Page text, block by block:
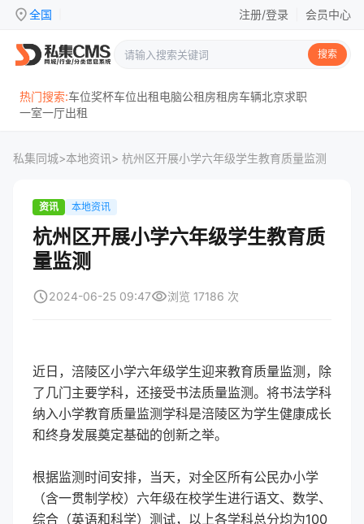
location_on全国 注册/登录 会员中心
搜索
热门搜索:车位奖杯车位出租电脑公租房租房车辆北京求职
一室一厅出租
私集同城>本地资讯> 杭州区开展小学六年级学生教育质量监测
资讯 本地资讯
杭州区开展小学六年级学生教育质
量监测
schedule2024-06-25 09:47visibility浏览 17186 次
近日，涪陵区小学六年级学生迎来教育质量监测，除
了几门主要学科，还接受书法质量监测。将书法学科
纳入小学教育质量监测学科是涪陵区为学生健康成长
和终身发展奠定基础的创新之举。
根据监测时间安排，当天，对全区所有公民办小学
（含一贯制学校）六年级在校学生进行语文、数学、
综合（英语和科学）测试，以上各学科总分均为100